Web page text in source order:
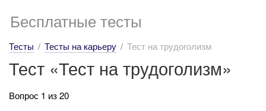
Бесплатные тесты
Тесты Тесты на карьеру Тест на трудоголизм
Тест «Тест на трудоголизм»
Вопрос 1 из 20